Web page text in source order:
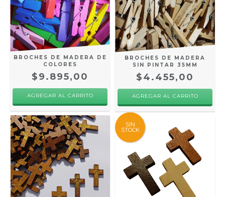
BROCHES DE MADERA DE
COLORES
$9.895,00
AGREGAR AL CARRITO
BROCHES DE MADERA
SIN PINTAR 35MM
$4.455,00
AGREGAR AL CARRITO
SIN
STOCK